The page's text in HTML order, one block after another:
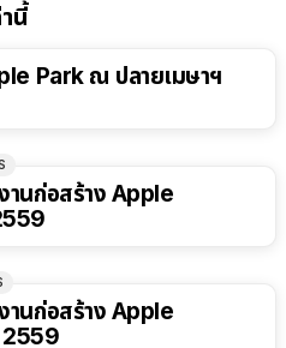
นี้
Park ณ ปลายเมษาฯ
านก่อสร้าง Apple
านก่อสร้าง Apple